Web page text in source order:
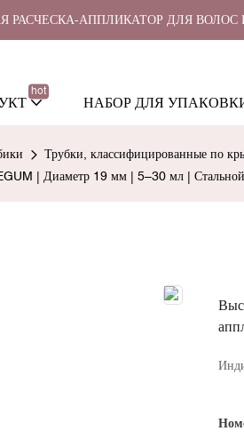
РАСЧЕСКА-АППЛИКАТОР ДЛЯ
hot
НАБОР ДЛЯ
Трубки, классифицированные по
| Диаметр 19 мм | 5–30 мл |